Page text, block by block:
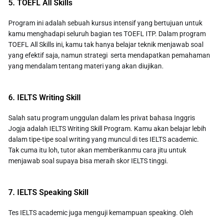
5. TOEFL All Skills
Program ini adalah sebuah kursus intensif yang bertujuan untuk
kamu menghadapi seluruh bagian tes TOEFL ITP. Dalam program
TOEFL All Skills ini, kamu tak hanya belajar teknik menjawab soal
yang efektif saja, namun strategi serta mendapatkan pemahaman
yang mendalam tentang materi yang akan diujikan.
6. IELTS Writing Skill
Salah satu program unggulan dalam les privat bahasa Inggris
Jogja adalah IELTS Writing Skill Program. Kamu akan belajar lebih
dalam tipe-tipe soal writing yang muncul di tes IELTS academic.
Tak cuma itu loh, tutor akan memberikanmu cara jitu untuk
menjawab soal supaya bisa meraih skor IELTS tinggi.
7. IELTS Speaking Skill
Tes IELTS academic juga menguji kemampuan speaking. Oleh